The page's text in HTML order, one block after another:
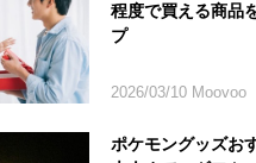
程度で買える商品
プ
2026/03/10 Moovoo
ポケモングッズお